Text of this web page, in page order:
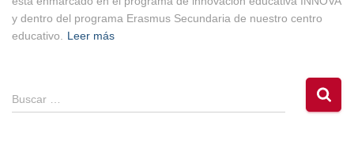
y dentro del programa Erasmus Secundaria de nuestro centro
educativo.
Leer más
B
u
Buscar …